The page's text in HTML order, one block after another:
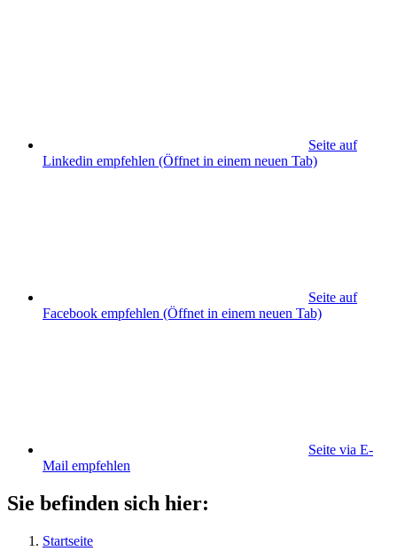
Seite auf
Linkedin empfehlen (Öffnet in einem neuen Tab)
Seite auf
Facebook empfehlen (Öffnet in einem neuen Tab)
Seite via E-
Mail empfehlen
Sie befinden sich hier:
Startseite